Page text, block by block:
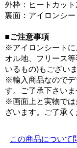
外枠：ヒートカット
裏面：アイロンシー
■ご注意事項
※アイロンシートに
オル地、フリース
いるもの)もござい
※輸入商品なのでデ
す。ご了承下さいま
※画面上と実物では
ざいます。ご了承く
この商品について